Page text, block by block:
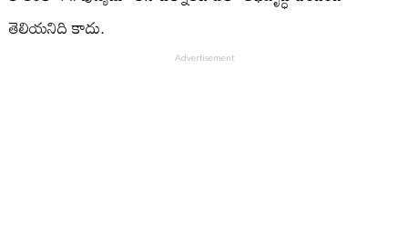
తెలియనిది కాదు.